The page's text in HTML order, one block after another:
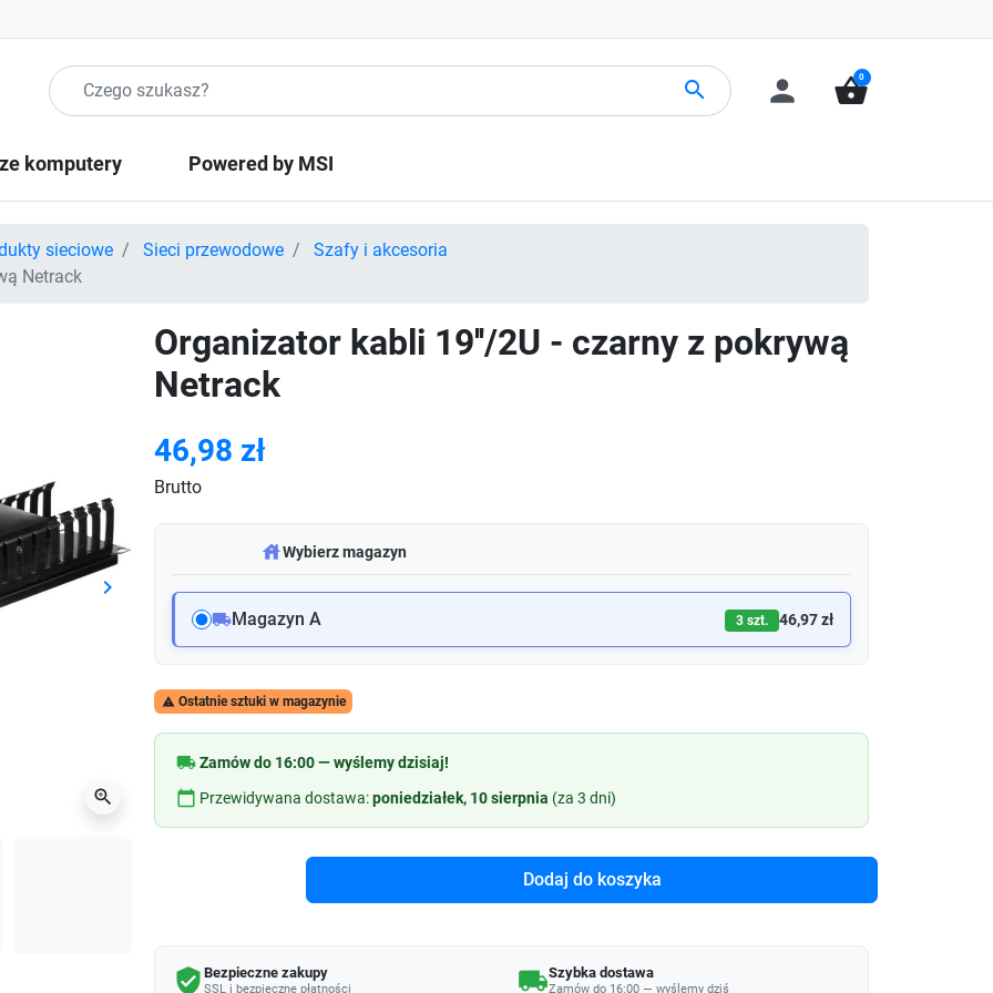
Szukaj produktow search person shopping_basket
0
komputery Powered by MSI
sieciowe Sieci przewodowe
Szafy i akcesoria
Netrack
Następny
keyboard_arrow_right
zoom_in
Organizator kabli 19''/2U - czarny z pokrywą
Netrack
46,98 zł
Brutto
warehouseWybierz magazyn
local_shippingMagazyn A 3 szt. 46,97 zł
 Ostatnie sztuki w magazynie
local_shippingZamów do 16:00 — wyślemy dzisiaj!
calendar_today Przewidywana dostawa:poniedziałek, 10 sierpnia (za 3 dni)
Dodaj do koszyka
verified_user Bezpieczne zakupy
SSL i bezpieczne płatności local_shippingSzybka dostawa
Zamów do 16:00 — wyślemydziś